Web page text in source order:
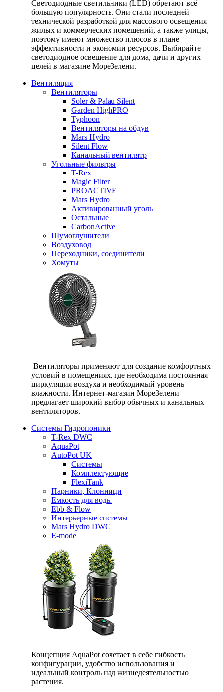
Светодиодные светильники (LED) обретают всё
большую популярность. Они стали последней
технической разработкой для массового освещения
жилых и коммерческих помещений, а также улицы,
поэтому имеют множество плюсов в плане
эффективности и экономии ресурсов. Выбирайте
светодиодное освещение для дома, дачи и других
целей в магазине МореЗелени.
Вентиляция
Вентиляторы
Soler & Palau Silent
Garden HighPRO
Typhoon
Вентиляторы на обдув
Mars Hydro
Silent Flow
Канальный вентилятр
Угольные фильтры
T-Rex
Magic Filter
PROACTIVE
Mars Hydro
Активированный уголь
Остальные
CarbonActive
Шумоглушители
Воздуховод
Переходники, соединители
Хомуты
Вентиляторы применяют для создание комфортных
условий в помещениях, где необходима постоянная
циркуляция воздуха и необходимый уровень
влажности. Интернет-магазин МореЗелени
предлагает широкий выбор обычных и канальных
вентиляторов.
Системы Гидропоники
T-Rex DWC
AquaPot
AutoPot UK
Системы
Комплектующие
FlexiTank
Парники, Клонници
Емкость для воды
Ebb & Flow
Интерьерные системы
Mars Hydro DWC
E-mode
Концепция AquaPot сочетает в себе гибкость
конфигурации, удобство использования и
идеальный контроль над жизнедеятельностью
растения.